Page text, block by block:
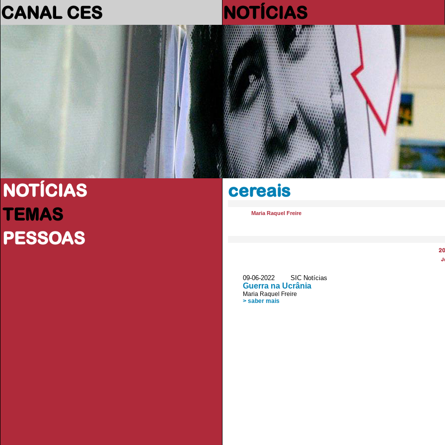
CANAL CES NOTÍCIAS
NOTÍCIAS
TEMAS
PESSOAS
cereais
Maria Raquel Freire
09-06-2022 SIC Notícias
Guerra na Ucrânia
Maria Raquel Freire
> saber mais